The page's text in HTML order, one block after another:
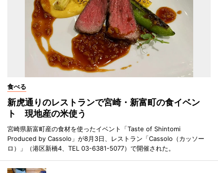
食べる
新虎通りのレストランで宮崎・新富町の食イベン
ト 現地産の米使う
宮崎県新富町産の食材を使ったイベント「Taste of Shintomi
Produced by Cassolo」が8月3日、レストラン「Cassolo（カッソー
ロ）」（港区新橋4、TEL 03-6381-5077）で開催された。